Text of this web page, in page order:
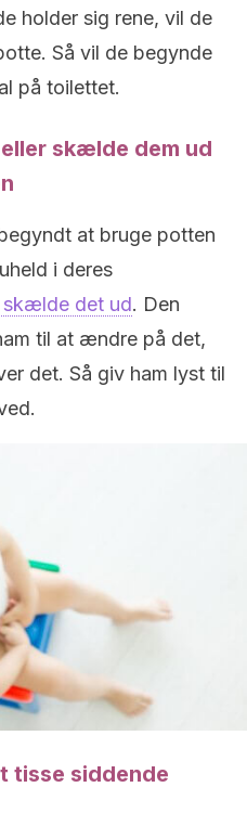
holder sig rene, vil de
Så vil de begynde
på toilettet.
skælde dem ud
at bruge potten
i deres
skælde det ud. Den
til at ændre på det,
det. Så giv ham lyst til
tisse siddende